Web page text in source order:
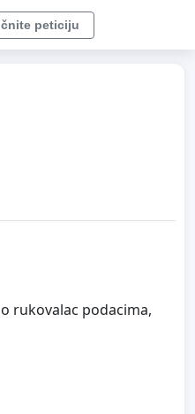
peticiju
rukovalac podacima,